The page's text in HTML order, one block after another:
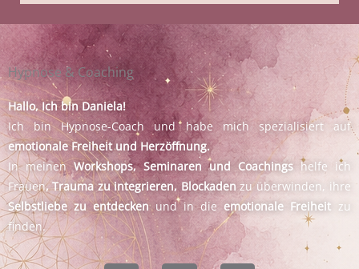
Hypnose & Coaching
Hallo, Ich bin Daniela!
Ich bin Hypnose-Coach und habe mich spezialisiert auf
emotionale Freiheit und Herzöffnung.
In meinen Workshops, Seminaren und Coachings helfe ich
Frauen, Trauma zu integrieren, Blockaden zu überwinden, ihre
Selbstliebe zu entdeckenund in die emotionale Freiheit zu
finden.